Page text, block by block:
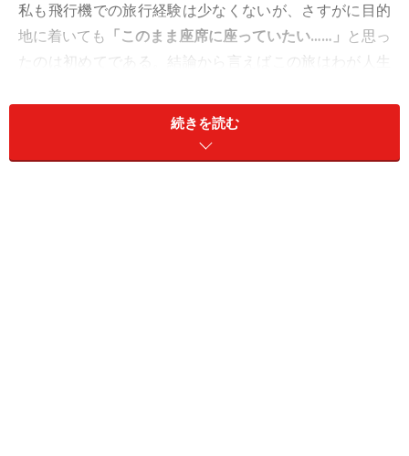
私も飛行機での旅行経験は少なくないが、さすがに目的
地に着いても 「このまま座席に座っていたい……」
と思っ
たのは初めてである。結論から言えばこの旅は
わが人生
その理由をお話していこう。
続きを読む